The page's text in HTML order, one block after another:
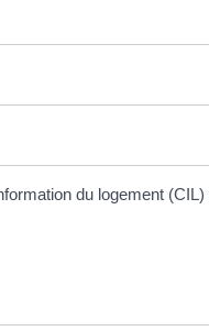
du logement